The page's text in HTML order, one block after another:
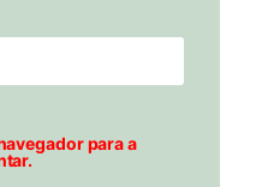
para a